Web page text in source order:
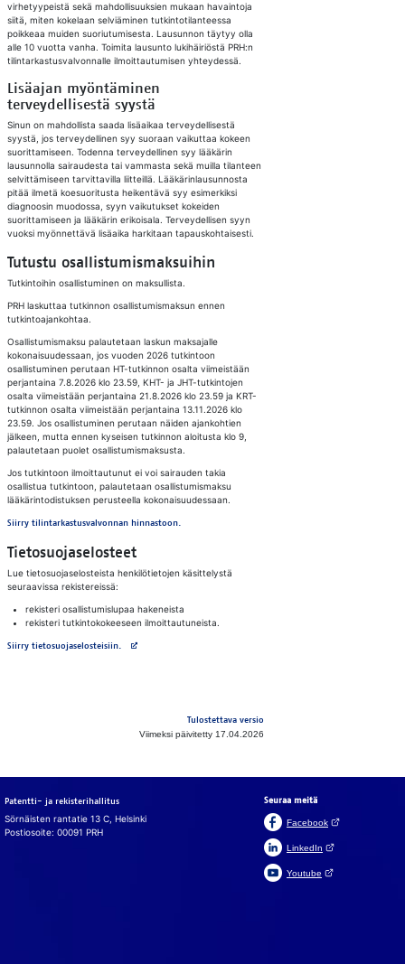
virhetyypeistä sekä mahdollisuuksien mukaan havaintoja
siitä, miten kokelaan selviäminen tutkintotilanteessa
poikkeaa muiden suoriutumisesta. Lausunnon täytyy olla
alle 10 vuotta vanha. Toimita lausunto lukihäiriöstä PRH:n
tilintarkastusvalvonnalle ilmoittautumisen yhteydessä.
Lisäajan myöntäminen
terveydellisestä syystä
Sinun on mahdollista saada lisäaikaa terveydellisestä
syystä, jos terveydellinen syy suoraan vaikuttaa kokeen
suorittamiseen. Todenna terveydellinen syy lääkärin
lausunnolla sairaudesta tai vammasta sekä muilla tilanteen
selvittämiseen tarvittavilla liitteillä. Lääkärinlausunnosta
pitää ilmetä koesuoritusta heikentävä syy esimerkiksi
diagnoosin muodossa, syyn vaikutukset kokeiden
suorittamiseen ja lääkärin erikoisala. Terveydellisen syyn
vuoksi myönnettävä lisäaika harkitaan tapauskohtaisesti.
Tutustu osallistumismaksuihin
Tutkintoihin osallistuminen on maksullista.
PRH laskuttaa tutkinnon osallistumismaksun ennen
tutkintoajankohtaa.
Osallistumismaksu palautetaan laskun maksajalle
kokonaisuudessaan, jos vuoden 2026 tutkintoon
osallistuminen perutaan HT-tutkinnon osalta viimeistään
perjantaina 7.8.2026 klo 23.59, KHT- ja JHT-tutkintojen
osalta viimeistään perjantaina 21.8.2026 klo 23.59 ja KRT-
tutkinnon osalta viimeistään perjantaina 13.11.2026 klo
23.59. Jos osallistuminen perutaan näiden ajankohtien
jälkeen, mutta ennen kyseisen tutkinnon aloitusta klo 9,
palautetaan puolet osallistumismaksusta.
Jos tutkintoon ilmoittautunut ei voi sairauden takia
osallistua tutkintoon, palautetaan osallistumismaksu
lääkärintodistuksen perusteella kokonaisuudessaan.
Siirry tilintarkastusvalvonnan hinnastoon.
Tietosuojaselosteet
Lue tietosuojaselosteista henkilötietojen käsittelystä
seuraavissa rekistereissä:
rekisteri osallistumislupaa hakeneista
rekisteri tutkintokokeeseen ilmoittautuneista.
Siirry tietosuojaselosteisiin. Avautuu uuteen välilehteen
Tulostettava versio
Viimeksi päivitetty 17.04.2026
Patentti- ja rekisterihallitus
Sörnäisten rantatie 13 C, Helsinki
Postiosoite: 00091 PRH
Seuraa meitä
Facebook(Avautuu uuteen
LinkedIn (Avautuu uuteen
Youtube (Avautuu uuteen